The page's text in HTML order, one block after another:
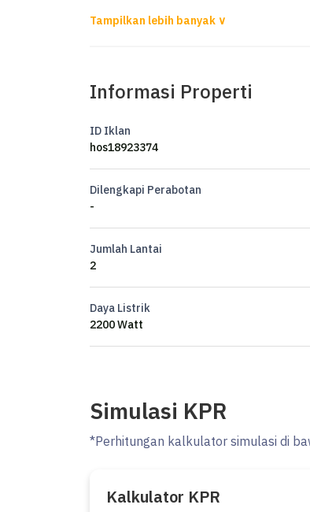
Rumah baru siap huni di candigolf semarang
lt 234
km 4+1
kt 4+1
free bphtb ,ppn,ajb,bn
Informasi Properti
ID Iklan
hos18923374
Dilengkapi Perabotan
-
Jumlah Lantai
2
Daya Listrik
2200 Watt
Simulasi KPR
*Perhitungan kalkulator simulasi di
Kalkulator KPR